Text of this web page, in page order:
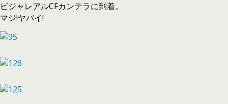
ビジャレアルCFカンテラに到着。
マジ!ヤバイ!